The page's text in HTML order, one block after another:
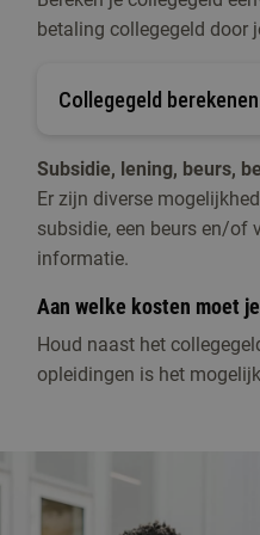
Direct instroombaar
bij je eigen werkgever
betaling collegegeld door
Collegegeld berekenen
Subsidie, lening, beurs,
Er zijn diverse
subsidie, een beurs en/of
informatie.
Aan welke kosten moet
Houd naast het
opleidingen is het